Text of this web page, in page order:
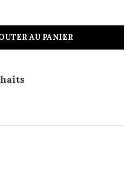
AU PANIER